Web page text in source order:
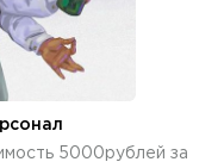
5000рублей за